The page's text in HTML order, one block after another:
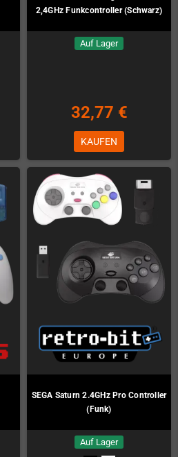
2,4GHz Funkcontroller (Schwarz)
Auf Lager
32,77 €
KAUFEN
SEGA Saturn 2.4GHz Pro Controller
(Funk)
Auf Lager